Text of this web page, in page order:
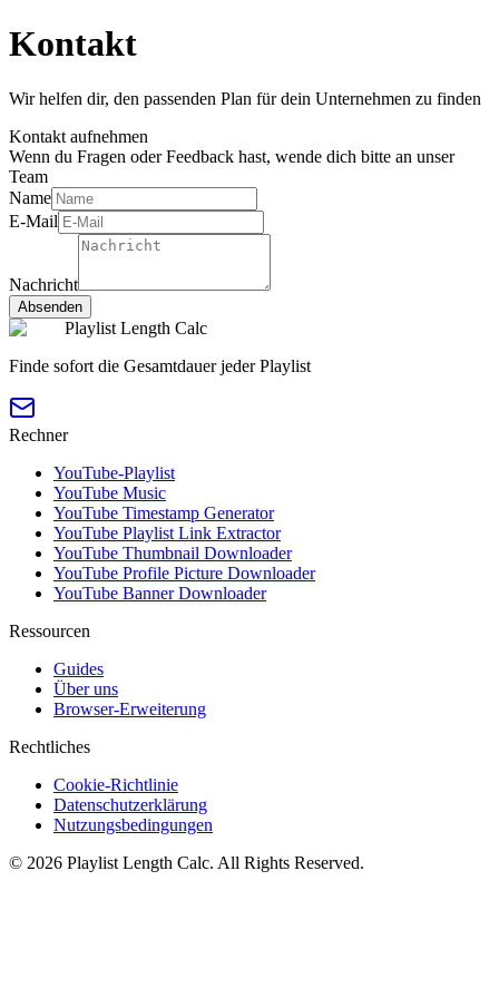
Kontakt
Wir helfen dir, den passenden Plan für dein Unternehmen zu finden
Kontakt aufnehmen
Wenn du Fragen oder Feedback hast, wende dich bitte an unser
Team
Name
E-Mail
Nachricht
Absenden
Playlist Length Calc
Finde sofort die Gesamtdauer jeder Playlist
Rechner
YouTube-Playlist
YouTube Music
YouTube Timestamp Generator
YouTube Playlist Link Extractor
YouTube Thumbnail Downloader
YouTube Profile Picture Downloader
YouTube Banner Downloader
Ressourcen
Guides
Über uns
Browser-Erweiterung
Rechtliches
Cookie-Richtlinie
Datenschutzerklärung
Nutzungsbedingungen
© 2026 Playlist Length Calc. All Rights Reserved.